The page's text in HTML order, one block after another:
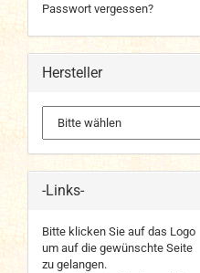
Passwort vergessen?
Hersteller
-Links-
Bitte klicken Sie auf das Logo
um auf die gewünschte Seite
zu gelangen.